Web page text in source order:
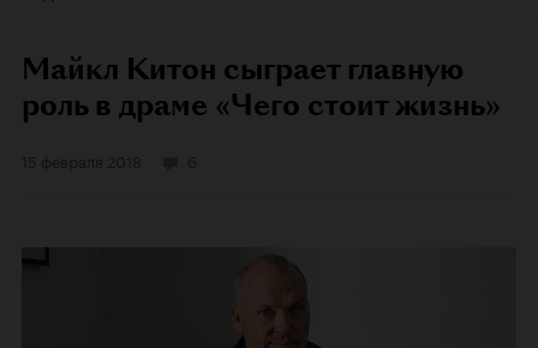
Майкл Китон сыграет главную
роль в драме «Чего стоит жизнь»